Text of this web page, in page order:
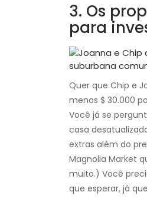
3. Os
para
Quer que Chip e
menos $ 30.000
Você já se
casa
extras além do
Magnolia Market
muito.) Você
que esperar, já